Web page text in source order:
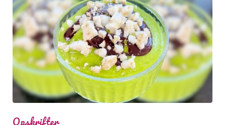
Opskrifter